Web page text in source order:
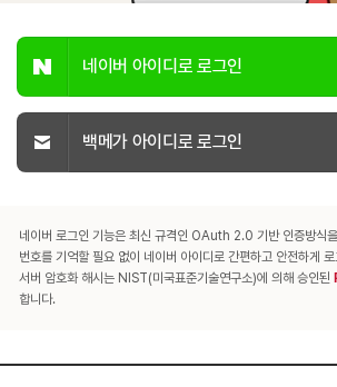
네이버 아이디로 로그인
백메가 아이디로 로그인
네이버 로그인 기능은 최신 규격인 OAuth 2.0 기반 인증방식
번호를 기억할 필요 없이 네이버 아이디로 간편하고 안전하게
서버 암호화 해시는 NIST(미국표준기술연구소)에 의해 승인된
합니다.